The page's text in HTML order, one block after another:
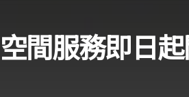
間服務即日起